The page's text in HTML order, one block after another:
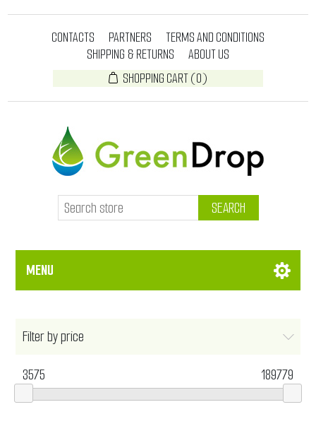
CONTACTS PARTNERS
TERMS AND CONDITIONS
SHIPPING & RETURNS
ABOUT US
SHOPPING CART(0)
SEARCH
MENU
Filter by price
3575
189779